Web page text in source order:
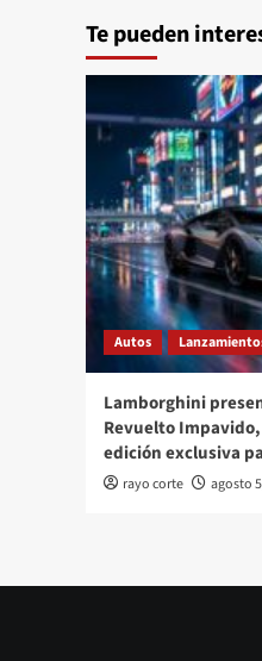
Te pueden
Autos
Lamborghini
Revuelto
edición exclusiva
rayo corte agosto